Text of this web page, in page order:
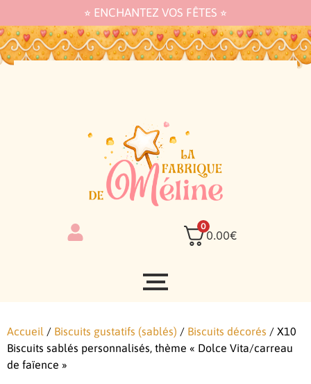
⭐︎ ENCHANTEZ VOS FÊTES ⭐︎
0
0.00€
Accueil / Biscuits gustatifs (sablés) / Biscuits décorés / X10
Biscuits sablés personnalisés, thème « Dolce Vita/carreau
de faïence »